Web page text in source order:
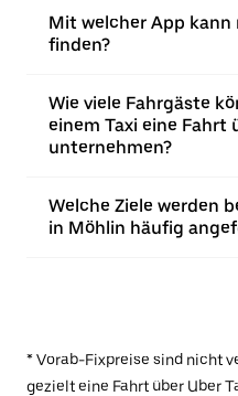
Mit welcher App kann
finden?
Wie viele Fahrgäste
einem Taxi eine Fahrt
unternehmen?
Welche Ziele werden
in Möhlin häufig
* Vorab-Fixpreise sind nicht
gezielt eine Fahrt über Uber